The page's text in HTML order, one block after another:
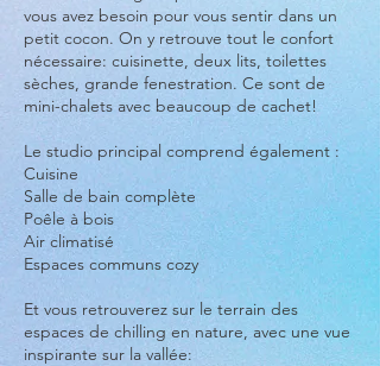
vous avez besoin pour vous sentir dans un
petit cocon. On y retrouve tout le confort
nécessaire: cuisinette, deux lits, toilettes
sèches, grande fenestration. Ce sont de
mini-chalets avec beaucoup de cachet!
Le studio principal comprend également :
Cuisine
Salle de bain complète
Poêle à bois
Air climatisé
Espaces communs cozy
Et vous retrouverez sur le terrain des
espaces de chilling en nature, avec une vue
inspirante sur la vallée: